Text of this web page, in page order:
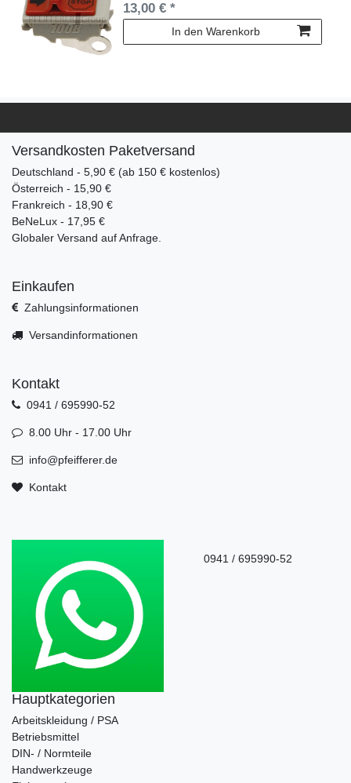
13,00 € *
In den Warenkorb
Versandkosten Paketversand
Deutschland - 5,90 € (ab 150 € kostenlos)
Österreich - 15,90 €
Frankreich - 18,90 €
BeNeLux - 17,95 €
Globaler Versand auf Anfrage.
Einkaufen
Zahlungsinformationen
Versandinformationen
Kontakt
0941 / 695990-52
8.00 Uhr - 17.00 Uhr
info@pfeifferer.de
Kontakt
0941 / 695990-52
Hauptkategorien
Arbeitskleidung / PSA
Betriebsmittel
DIN- / Normteile
Handwerkzeuge